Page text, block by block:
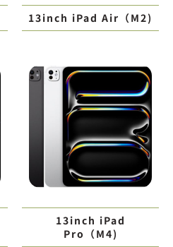
13inch iPad Air（M2)
13inch iPad
Pro（M4)